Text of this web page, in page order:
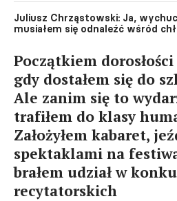
Juliusz Chrząstowski: Ja,
musiałem się odnaleźć wśród
Początkiem dorosłości
gdy dostałem się do
Ale zanim się to
trafiłem do klasy
Założyłem kabaret,
spektaklami na
brałem udział w
recytatorskich